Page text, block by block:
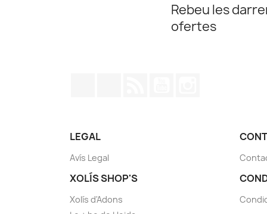
Rebeu les
ofertes
LEGAL
Avís Legal
XOLÍS SHOP'S
Xolís d'Adons